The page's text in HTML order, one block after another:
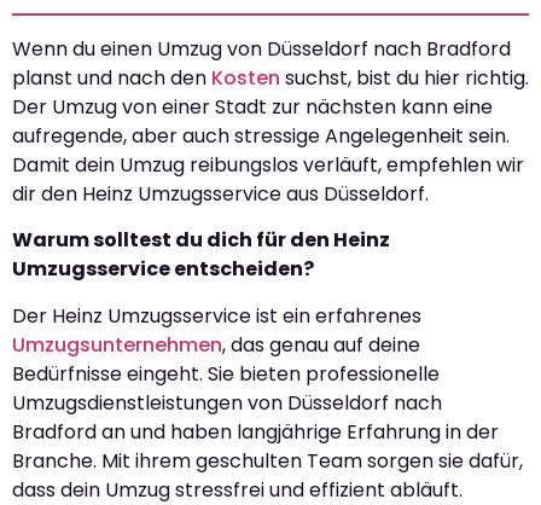
Wenn du einen Umzug von Düsseldorf nach Bradford
planst und nach den Kosten suchst, bist du hier richtig.
Der Umzug von einer Stadt zur nächsten kann eine
aufregende, aber auch stressige Angelegenheit sein.
Damit dein Umzug reibungslos verläuft, empfehlen wir
dir den Heinz Umzugsservice aus Düsseldorf.
Warum solltest du dich für den Heinz
Umzugsservice entscheiden?
Der Heinz Umzugsservice ist ein erfahrenes
Umzugsunternehmen, das genau auf deine
Bedürfnisse eingeht. Sie bieten professionelle
Umzugsdienstleistungen von Düsseldorf nach
Bradford an und haben langjährige Erfahrung in der
Branche. Mit ihrem geschulten Team sorgen sie dafür,
dass dein Umzug stressfrei und effizient abläuft.